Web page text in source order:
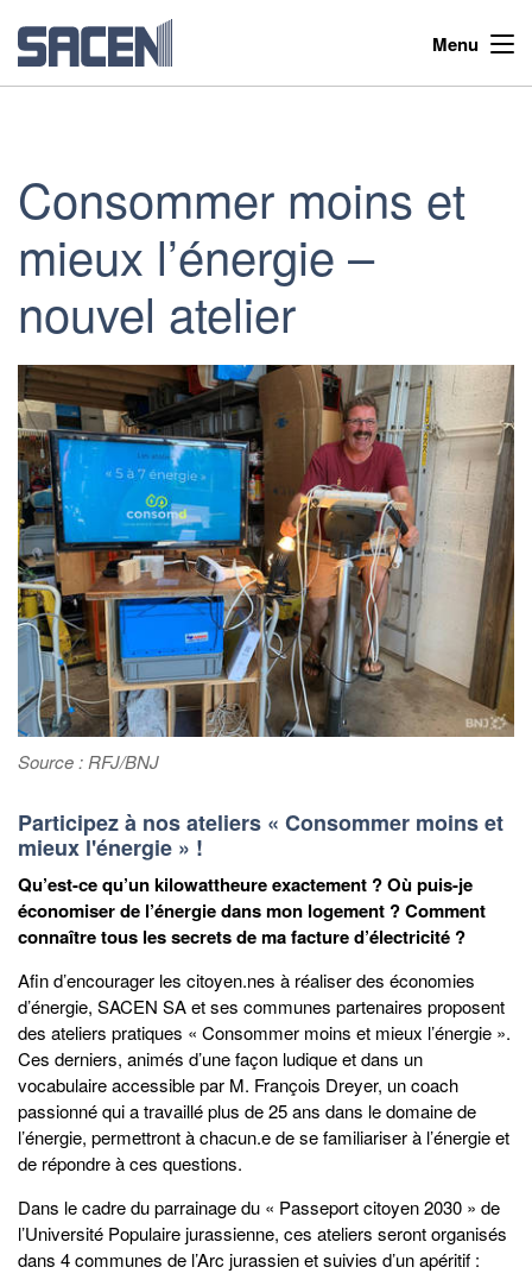
Menu
Consommer moins et
mieux l’énergie –
nouvel atelier
Source : RFJ/BNJ
Participez à nos ateliers « Consommer moins et
mieux l'énergie » !
Qu’est-ce qu’un kilowattheure exactement ? Où puis-je
économiser de l’énergie dans mon logement ? Comment
connaître tous les secrets de ma facture d’électricité ?
Afin d’encourager les citoyen.nes à réaliser des économies
d’énergie, SACEN SA et ses communes partenaires proposent
des ateliers pratiques « Consommer moins et mieux l’énergie ».
Ces derniers, animés d’une façon ludique et dans un
vocabulaire accessible par M. François Dreyer, un coach
passionné qui a travaillé plus de 25 ans dans le domaine de
l’énergie, permettront à chacun.e de se familiariser à l’énergie et
de répondre à ces questions.
Dans le cadre du parrainage du « Passeport citoyen 2030 » de
l’Université Populaire jurassienne, ces ateliers seront organisés
dans 4 communes de l’Arc jurassien et suivies d’un apéritif :